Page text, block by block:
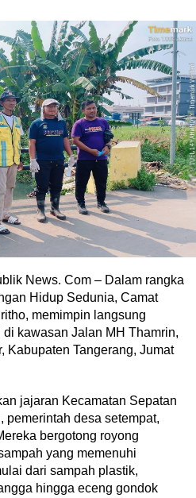
News. Com – Dalam rangka
Hidup Sedunia, Camat
memimpin langsung
kawasan Jalan MH Thamrin,
Kabupaten Tangerang, Jumat
jajaran Kecamatan Sepatan
pemerintah desa setempat,
bergotong royong
yang memenuhi
dari sampah plastik,
hingga eceng gondok